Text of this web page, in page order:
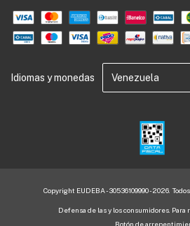
Idiomas y monedas
Copyright EUDEBA - 30536109990 - 2026.
Defensa de las y los consumidores. Para
Botón de